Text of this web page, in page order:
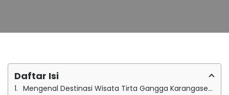
Daftar Isi
Mengenal Destinasi Wisata Tirta Gangga Karangasem